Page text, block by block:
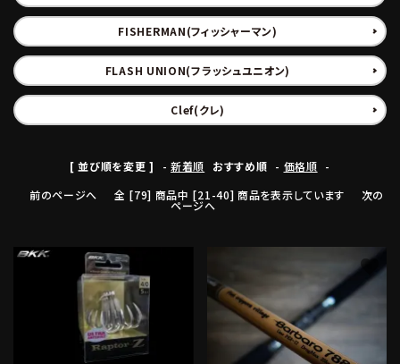
FISHERMAN(フィッシャーマン)
FLASH UNION(フラッシュユニオン)
Clef(クレ)
[ 並び順を変更 ] -新着順 おすすめ順 - 価格順 -
前のページへ
全 [79] 商品中 [21-40] 商品を表示しています 次の
ページへ
favorite